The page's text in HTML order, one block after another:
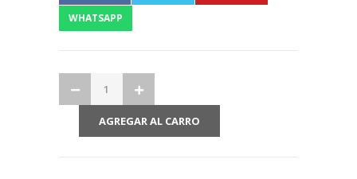
WHATSAPP